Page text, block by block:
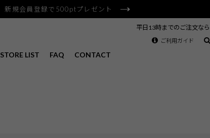
新規会員登録で500ptプレゼント
STORE LIST FAQ CONTACT
平日13時までのご注文なら
ご利用ガイド